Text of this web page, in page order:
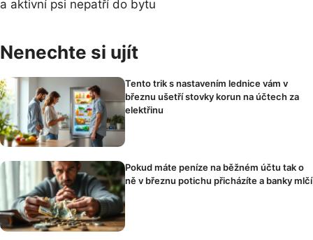
a aktivní psi nepatří do bytu
Nenechte si ujít
Tento trik s nastavením lednice vám v
březnu ušetří stovky korun na účtech za
elektřinu
Pokud máte peníze na běžném účtu tak o
ně v březnu potichu přicházíte a banky mlčí